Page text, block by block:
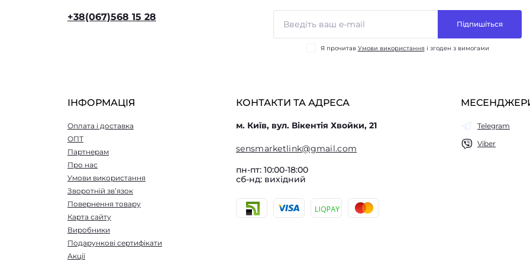
+38(067)568 15 28
Підпишіться
Я прочитав Умови використання і згоден з вимогами
ІНФОРМАЦІЯ
Оплата і доставка
ОПТ
Партнерам
Про нас
Умови використання
Зворотній зв’язок
Повернення товару
Карта сайту
Виробники
Подарункові сертифікати
Акції
КОНТАКТИ ТА АДРЕСА
м. Київ, вул. Вікентія Хвойки, 21
sensmarketlink@gmail.com
пн-пт: 10:00-18:00
сб-нд: вихідний
Telegram
Viber